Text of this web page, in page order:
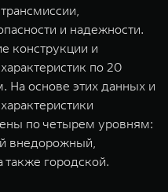
и надежности.
конструкции и
по 20
На основе этих данных и
по четырем уровням:
внедорожный,
городской.